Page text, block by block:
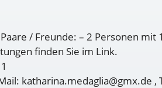
/ Freunde: – 2 Personen
finden Sie im Link.
katharina.medaglia@gmx.de ,